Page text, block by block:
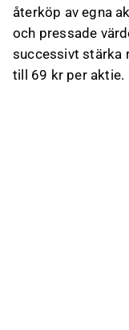
återköp av egna
och pressade
successivt stärka
till 69 kr per aktie.